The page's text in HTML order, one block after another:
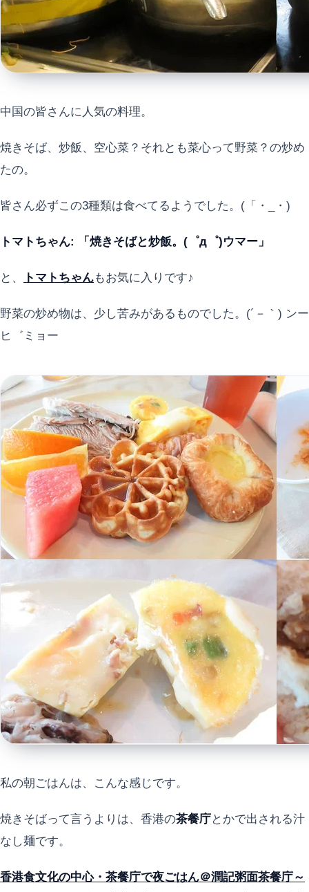
中国の皆さんに人気の料理。
焼きそば、炒飯、空心菜？それとも菜心って野菜？の炒め
たの。
皆さん必ずこの3種類は食べてるようでした。(「・_・)
トマトちゃん: 「焼きそばと炒飯。(゜д゜)ウマー」
と、 トマトちゃんもお気に入りです♪
野菜の炒め物は、少し苦みがあるものでした。(´－｀) ンー
ヒ゛ミョー
私の朝ごはんは、こんな感じです。
焼きそばって言うよりは、香港の茶餐庁とかで出される汁
なし麺です。
香港食文化の中心・茶餐庁で夜ごはん＠潤記粥面茶餐庁～